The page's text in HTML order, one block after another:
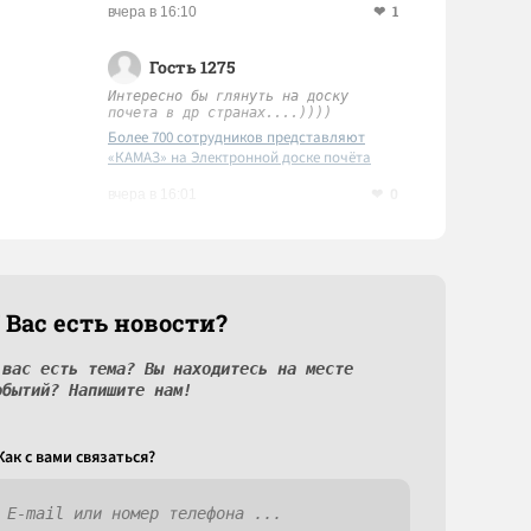
вчера в 16:10 1
Гость 1275
Интересно бы глянуть на доску
почета в др странах....))))
Более 700 сотрудников представляют
«КАМАЗ» на Электронной доске почёта
есть новости?
есть тема? Вы находитесь на месте
Напишите нам!
c вами связаться?